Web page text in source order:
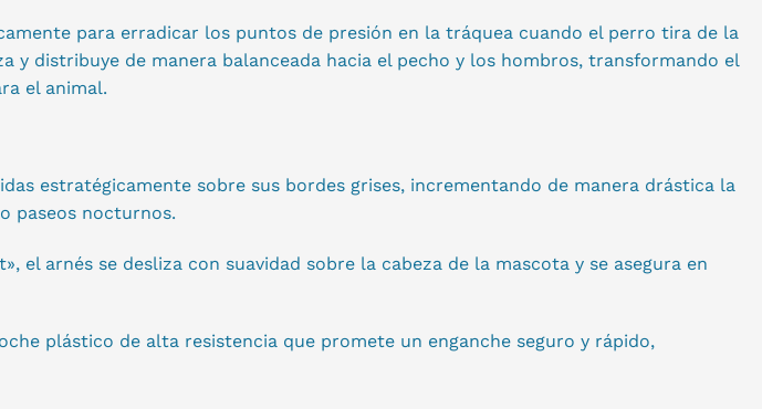
para erradicar los puntos de presión en la tráquea cuando el perro tira de la
distribuye de manera balanceada hacia el pecho y los hombros, transformando el
el animal.
estratégicamente sobre sus bordes grises, incrementando de manera drástica la
paseos nocturnos.
el arnés se desliza con suavidad sobre la cabeza de la mascota y se asegura en
plástico de alta resistencia que promete un enganche seguro y rápido,